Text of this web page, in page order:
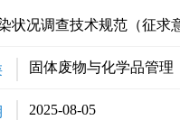
状况调查技术规范（征求
固体废物与化学品管理
2025-08-05